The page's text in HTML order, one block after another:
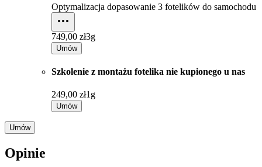
Optymalizacja dopasowanie 3 fotelików do samochodu
749,00 zł3g
Umów
Szkolenie z montażu fotelika nie kupionego u nas
249,00 zł1g
Umów
Umów
Opinie